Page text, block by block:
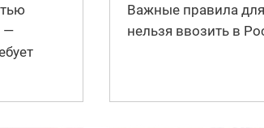
—
Важные правила для
нельзя ввозить в